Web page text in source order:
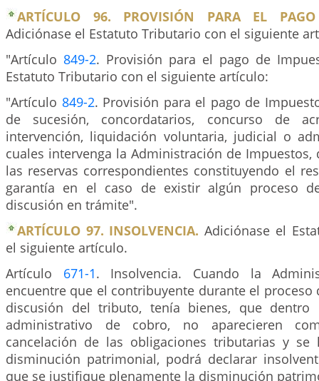
ARTÍCULO 96. PROVISIÓN PARA EL
Adiciónase el Estatuto Tributario con el siguiente
"Artículo 849-2. Provisión para el pago de
Estatuto Tributario con el siguiente artículo:
"Artículo 849-2. Provisión para el pago de
de sucesión, concordatarios, concurso de
intervención, liquidación voluntaria, judicial o
cuales intervenga la Administración de Impuestos,
las reservas correspondientes constituyendo el
garantía en el caso de existir algún proceso
discusión en trámite".
ARTÍCULO 97. INSOLVENCIA. Adiciónase el
el siguiente artículo.
Artículo 671-1. Insolvencia. Cuando la
encuentre que el contribuyente durante el proceso
discusión del tributo, tenía bienes, que dentro
administrativo de cobro, no aparecieren
cancelación de las obligaciones tributarias y se
disminución patrimonial, podrá declarar
que se justifique plenamente la disminución